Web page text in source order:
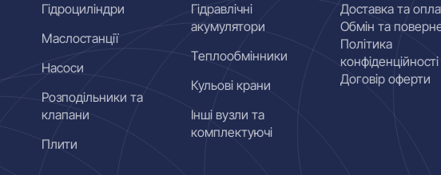
Гідроциліндри
Маслостанції
Насоси
Розподільники та
клапани
Плити
Гідравлічні
акумулятори
Теплообмінники
Кульові крани
Інші вузли та
комплектуючі
Доставка та
Обмін та
Політика
конфіденційності
Договір оферти